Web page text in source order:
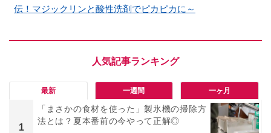
伝！マジックリンと酸性洗剤でピカピカに～
最新 一週間 一ヶ月
1
「まさかの食材を使った」製氷機の掃除方
法とは？夏本番前の今やって正解◎